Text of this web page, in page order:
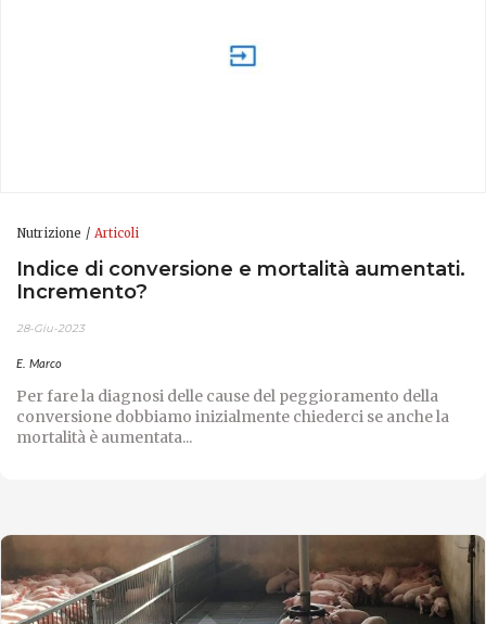
Nutrizione Articoli
Indice di conversione e mortalità aumentati.
Incremento?
28-Giu-2023
E. Marco
Per fare la diagnosi delle cause del peggioramento della
conversione dobbiamo inizialmente chiederci se anche la
mortalità è aumentata...